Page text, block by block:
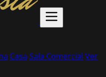
Casa Sala Comercial Ver